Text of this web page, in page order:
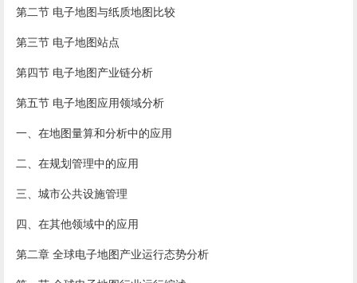
第二节 电子地图与纸质地图比较
第三节 电子地图站点
第四节 电子地图产业链分析
第五节 电子地图应用领域分析
一、在地图量算和分析中的应用
二、在规划管理中的应用
三、城市公共设施管理
四、在其他领域中的应用
第二章 全球电子地图产业运行态势分析